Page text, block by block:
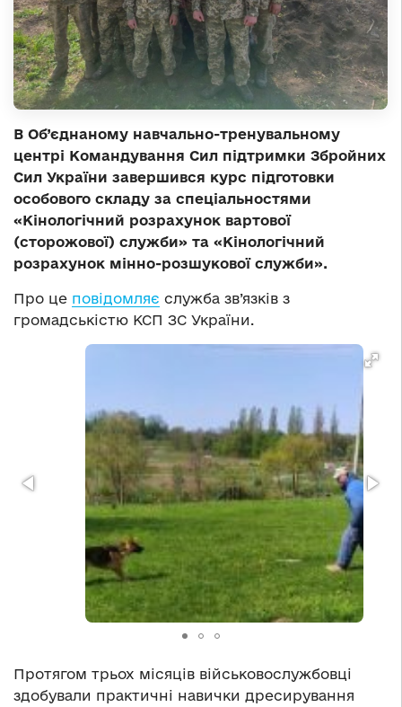
В Об’єднаному навчально-тренувальному
центрі Командування Сил підтримки Збройних
Сил України завершився курс підготовки
особового складу за спеціальностями
«Кінологічний розрахунок вартової
(сторожової) служби» та «Кінологічний
розрахунок мінно-розшукової служби».
Про це повідомляє служба зв’язків з
громадськістю КСП ЗС України.
Протягом трьох місяців військовослужбовці
здобували практичні навички дресирування